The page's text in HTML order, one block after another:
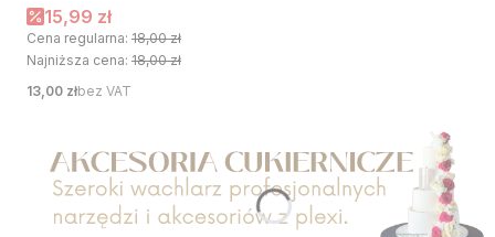
Cena promocyjna
15,99 zł
Cena regularna: 18,00 zł
Najniższa cena: 18,00 zł
Cena
13,00 złbez VAT